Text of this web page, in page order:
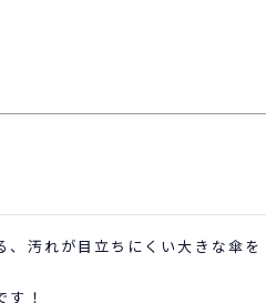
汚れが目立ちにくい大きな傘を
す！